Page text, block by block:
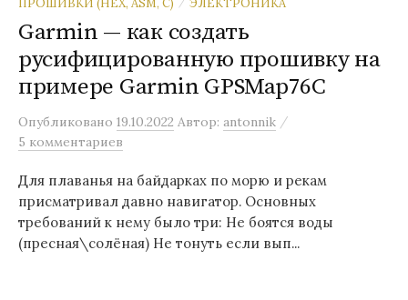
Garmin — как создать
русифицированную прошивку на
примере Garmin GPSMap76C
Опубликовано 19.10.2022 Автор: antonnik /
5 комментариев
Для плаванья на байдарках по морю и рекам
присматривал давно навигатор. Основных
требований к нему было три: Не боятся воды
(пресная\солёная) Не тонуть если вып...